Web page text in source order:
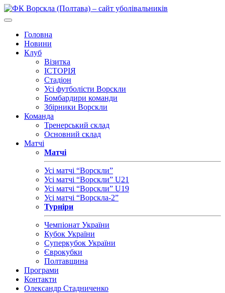
Головна
Новини
Клуб
Візитка
ІСТОРІЯ
Стадіон
Усі футболісти Ворскли
Бомбардири команди
Збірники Ворскли
Команда
Тренерський склад
Основний склад
Матчі
Матчі
Усі матчі “Ворскли”
Усі матчі “Ворскли” U21
Усі матчі “Ворскли” U19
Усі матчі “Ворскла-2”
Турніри
Чемпіонат України
Кубок України
Суперкубок України
Єврокубки
Полтавщина
Програми
Контакти
Олександр Стадниченко